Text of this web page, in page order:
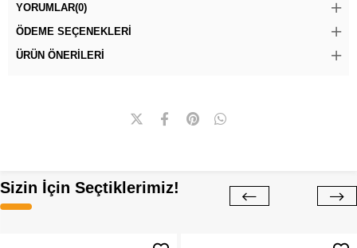
YORUMLAR(0)
ÖDEME SEÇENEKLERI
ÜRÜN ÖNERILERI
Sizin İçin Seçtiklerimiz!